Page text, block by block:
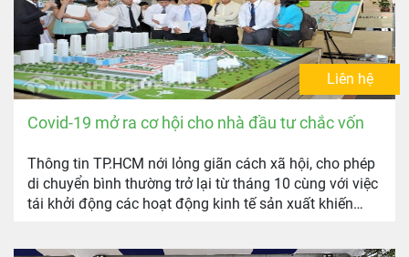
Liên hệ
Covid-19 mở ra cơ hội cho nhà đầu tư chắc vốn
Thông tin TP.HCM nới lỏng giãn cách xã hội, cho phép
di chuyển bình thường trở lại từ tháng 10 cùng với việc
tái khởi động các hoạt động kinh tế sản xuất khiến